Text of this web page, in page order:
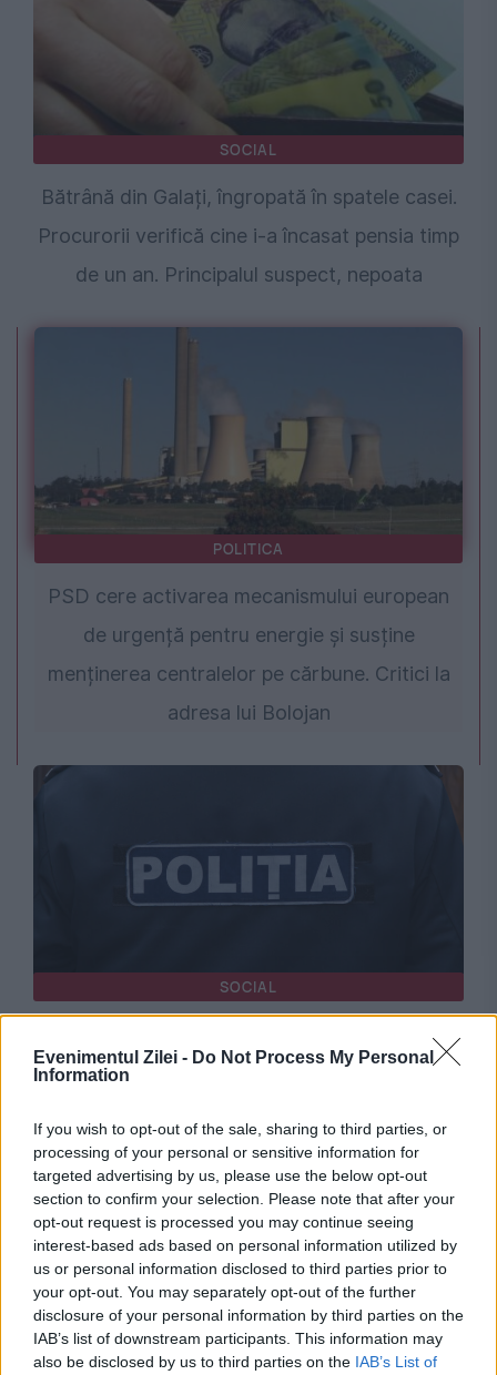
Evenimentul Zilei - Do Not Process My Personal
Information
If you wish to opt-out of the sale, sharing to third parties, or
processing of your personal or sensitive information for
targeted advertising by us, please use the below opt-out
section to confirm your selection. Please note that after your
opt-out request is processed you may continue seeing
interest-based ads based on personal information utilized by
us or personal information disclosed to third parties prior to
your opt-out. You may separately opt-out of the further
disclosure of your personal information by third parties on the
IAB’s list of downstream participants. This information may
also be disclosed by us to third parties on the IAB’s List of
SOCIAL
Bătrână din Galați, îngropată în spatele casei.
Procurorii verifică cine i-a încasat pensia timp
de un an. Principalul suspect, nepoata
POLITICA
PSD cere activarea mecanismului european
de urgență pentru energie și susține
menținerea centralelor pe cărbune. Critici la
adresa lui Bolojan
SOCIAL
Doi tineri au spart o școală și au furat 14
tablete. Au uitat un singur detaliu
SOCIAL